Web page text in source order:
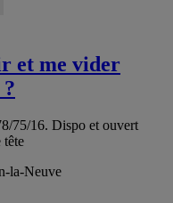
et me vider
75/16. Dispo et ouvert
tête
la-Neuve